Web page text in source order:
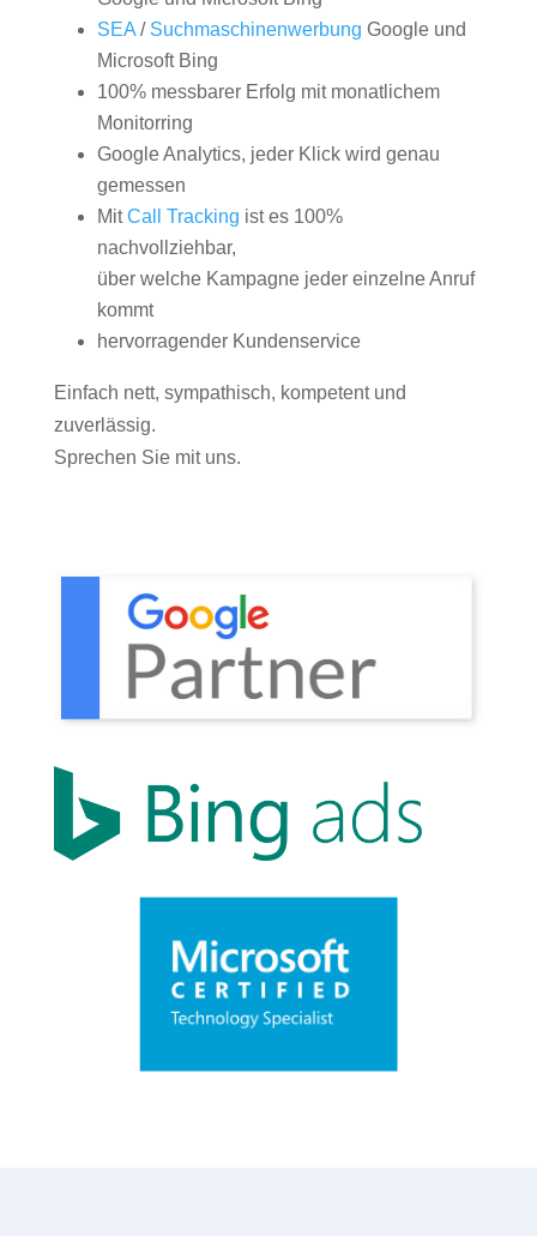
SEA/ Suchmaschinenwerbung Google und
Microsoft Bing
100% messbarer Erfolg mit monatlichem
Monitorring
Google Analytics, jeder Klick wird genau
gemessen
MitCall Tracking ist es 100%
nachvollziehbar,
über welche Kampagne jeder einzelne Anruf
kommt
hervorragender Kundenservice
Einfach nett, sympathisch, kompetent und
zuverlässig.
Sprechen Sie mit uns.